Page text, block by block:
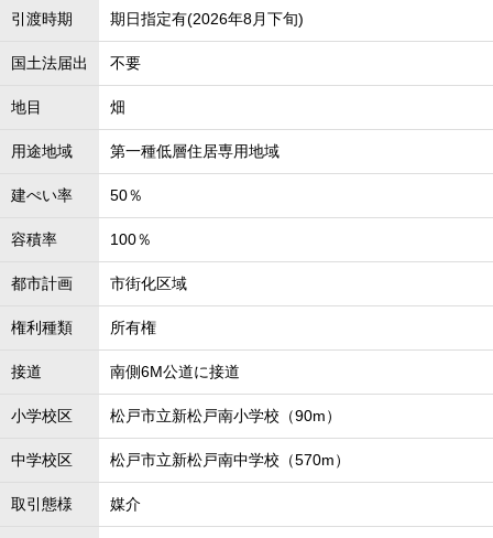
引渡時期 期日指定有(2026年8月下旬)
国土法届出 不要
地目 畑
用途地域 第一種低層住居専用地域
建ぺい率 50％
容積率 100％
都市計画 市街化区域
権利種類 所有権
接道 南側6M公道に接道
小学校区 松戸市立新松戸南小学校（90m）
中学校区 松戸市立新松戸南中学校（570m）
取引態様 媒介